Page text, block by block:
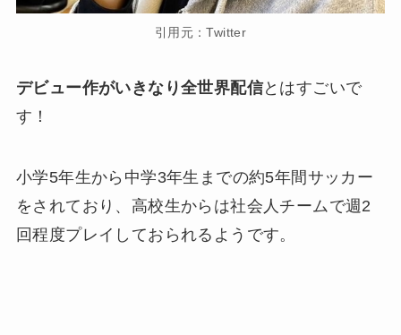
引用元：Twitter
デビュー作がいきなり全世界配信とはすごいで
す！
小学5年生から中学3年生までの約5年間サッカー
をされており、高校生からは社会人チームで週2
回程度プレイしておられるようです。